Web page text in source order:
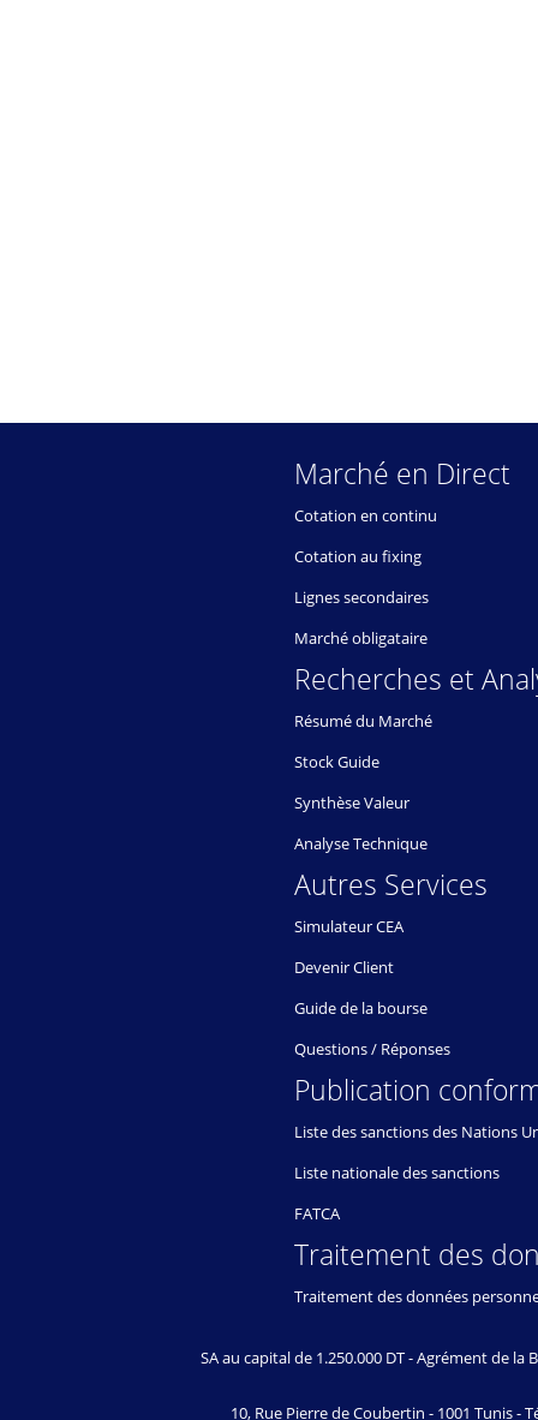
Marché en Direct
Cotation en continu
Cotation au fixing
Lignes secondaires
Marché obligataire
Recherches et
Résumé du Marché
Stock Guide
Synthèse Valeur
Analyse Technique
Autres Services
Simulateur CEA
Devenir Client
Guide de la bourse
Questions / Réponses
Publication
Liste des sanctions des Nations
Liste nationale des sanctions
FATCA
Traitement des
Traitement des données
SA au capital de 1.250.000 DT - Agrément de la
10, Rue Pierre de Coubertin - 1001 Tunis -